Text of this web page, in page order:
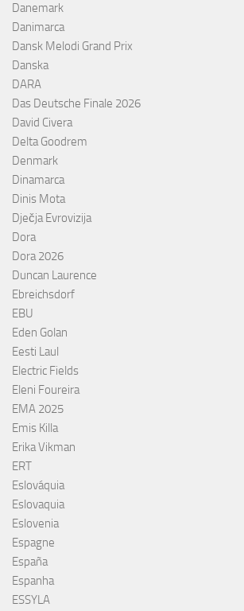
Danemark
Danimarca
Dansk Melodi Grand Prix
Danska
DARA
Das Deutsche Finale 2026
David Civera
Delta Goodrem
Denmark
Dinamarca
Dinis Mota
Dječja Evrovizija
Dora
Dora 2026
Duncan Laurence
Ebreichsdorf
EBU
Eden Golan
Eesti Laul
Electric Fields
Eleni Foureira
EMA 2025
Emis Killa
Erika Vikman
ERT
Eslováquia
Eslovaquia
Eslovenia
Espagne
España
Espanha
ESSYLA